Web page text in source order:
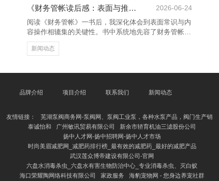
个畛域，匡助学生掌捏当代营销的核神气念与器具。同
期，课程耀眼推论教授，通过案例分析、面孔勾通和实
习契机，种植学生的本色操作智商。 农掌柜 - 轻
《财务管帐读后感：表面与推论的辘集》
2026-06-24
阅读《财务管帐》一书后，我深化体会到表面常识与内
容操作相辘集的关键性。书中系统地先容了财务管帐的
基本观念、原则和顺序，内容精采，逻辑显著，为我打
下了坚实的表面基础。 在学习经过中，我慢慢清爽
合运营功令。这让我清爽到，财务管帐不仅是管帐东谈
和实务操作引导，
新闻动态
品牌介绍 项目介绍 联系我们 新闻动态
友情链接：
芜湖泵阀商务网-泵阀网、泵阀工业泵，各种水泵产品，阀门生产销
泰诚怡和
广州敏讯贸易有限公司
新余市轿育机油三滤股份公司
扬中人才网-扬中招聘网-扬中人才市场
时尚美眉减肥网_减肥药排行榜_最有效的减肥药_最好的减肥产品
武汉莲众博帝建设有限公司-官网
六盘水消毒杀虫_六盘水有害生物防治中心_专业消毒杀虫、灭白蚁
海口荣耀陶网络科技有限公司
家政服务
海豹宠物网 - 您身边养宠社群